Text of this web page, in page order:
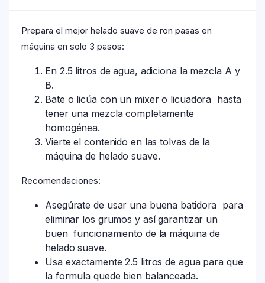
Prepara el mejor helado suave de ron pasas en
máquina en solo 3 pasos:
En 2.5 litros de agua, adiciona la mezcla A y
B.
Bate o licúa con un mixer o licuadora hasta
tener una mezcla completamente
homogénea.
Vierte el contenido en las tolvas de la
máquina de helado suave.
Recomendaciones:
Asegúrate de usar una buena batidora para
eliminar los grumos y así garantizar un
buen funcionamiento de la máquina de
helado suave.
Usa exactamente 2.5 litros de agua para que
la formula quede bien balanceada.